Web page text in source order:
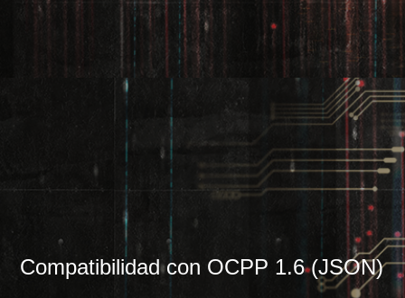
Compatibilidad con OCPP 1.6 (JSON)